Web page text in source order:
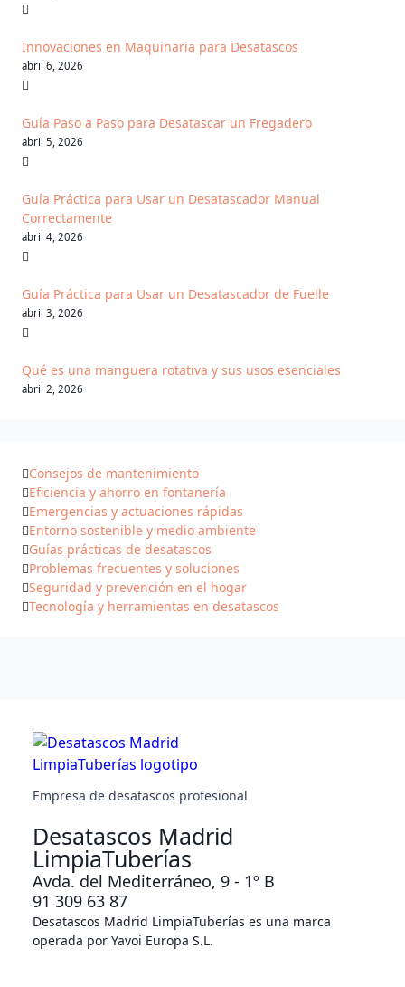
Innovaciones en Maquinaria para Desatascos
abril 6, 2026
Guía Paso a Paso para Desatascar un Fregadero
abril 5, 2026
Guía Práctica para Usar un Desatascador Manual
Correctamente
abril 4, 2026
Guía Práctica para Usar un Desatascador de Fuelle
abril 3, 2026
Qué es una manguera rotativa y sus usos esenciales
abril 2, 2026
Consejos de mantenimiento
Eficiencia y ahorro en fontanería
Emergencias y actuaciones rápidas
Entorno sostenible y medio ambiente
Guías prácticas de desatascos
Problemas frecuentes y soluciones
Seguridad y prevención en el hogar
Tecnología y herramientas en desatascos
Empresa de desatascos profesional
Desatascos Madrid
LimpiaTuberías
Avda. del Mediterráneo, 9 - 1º B
91 309 63 87
Desatascos Madrid LimpiaTuberías es una marca
operada por Yavoi Europa S.L.